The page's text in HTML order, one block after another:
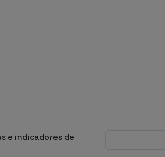
e indicadores de